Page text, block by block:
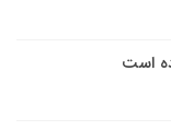
است